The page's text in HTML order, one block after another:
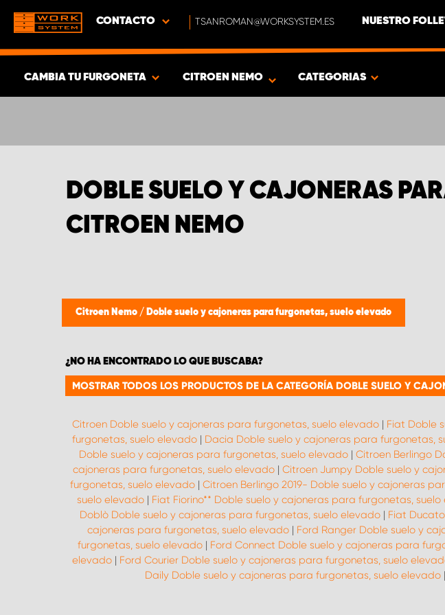
CONTACTO TSANROMAN@WORKSYSTEM.ES NUESTRO
CAMBIA TU FURGONETA
PRODUCTOS
CITROEN NEMO CATEGORIAS
DOBLE SUELO Y CAJONERAS
CITROEN NEMO
Citroen Nemo / Doble suelo y cajoneras para furgonetas, suelo elevado
¿NO HA ENCONTRADO LO QUE BUSCABA?
MOSTRAR TODOS LOS PRODUCTOS DE LA CATEGORÍA DOBLE SUELO Y
Citroen Doble suelo y cajoneras para furgonetas, suelo elevado | Fiat Doble
furgonetas, suelo elevado| Dacia Doble suelo y cajoneras para furgonetas,
Doble suelo y cajoneras para furgonetas, suelo elevado| Citroen Berlingo
cajoneras para furgonetas, suelo elevado | Citroen Jumpy Doble suelo y
furgonetas, suelo elevado| Citroen Berlingo 2019- Doble suelo y cajoneras
suelo elevado | Fiat Fiorino** Doble suelo y cajoneras para furgonetas,
Doblò Doble suelo y cajoneras para furgonetas, suelo elevado | Fiat
cajoneras para furgonetas, suelo elevado| Ford Ranger Doble suelo y
furgonetas, suelo elevado| Ford Connect Doble suelo y cajoneras para
elevado | Ford Courier Doble suelo y cajoneras para furgonetas, suelo
Daily Doble suelo y cajoneras para furgonetas, suelo elevado|